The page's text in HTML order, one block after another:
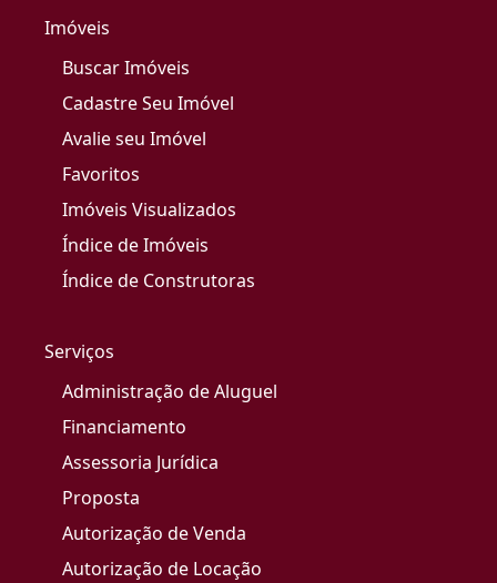
Imóveis
Buscar Imóveis
Cadastre Seu Imóvel
Avalie seu Imóvel
Favoritos
Imóveis Visualizados
Índice de Imóveis
Índice de Construtoras
Serviços
Administração de Aluguel
Financiamento
Assessoria Jurídica
Proposta
Autorização de Venda
Autorização de Locação